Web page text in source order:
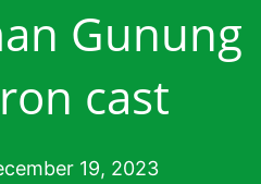
Gunung
cast
19, 2023